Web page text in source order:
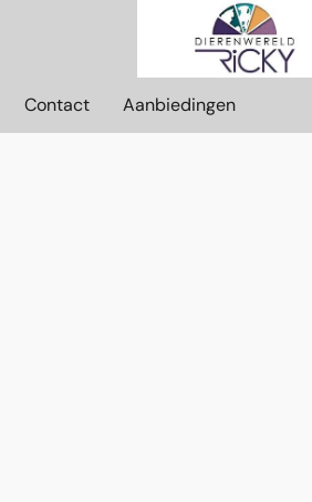
Contact Aanbiedingen